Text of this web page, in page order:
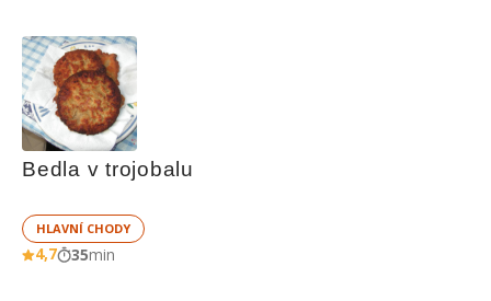
Bedla v trojobalu
HLAVNÍ CHODY
4,7 35min